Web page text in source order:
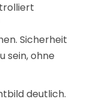
Sicherheit
sein, ohne
deutlich.